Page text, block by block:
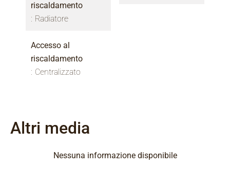
riscaldamento
Radiatore
Accesso al
riscaldamento
Centralizzato
Altri media
Nessuna informazione disponibile